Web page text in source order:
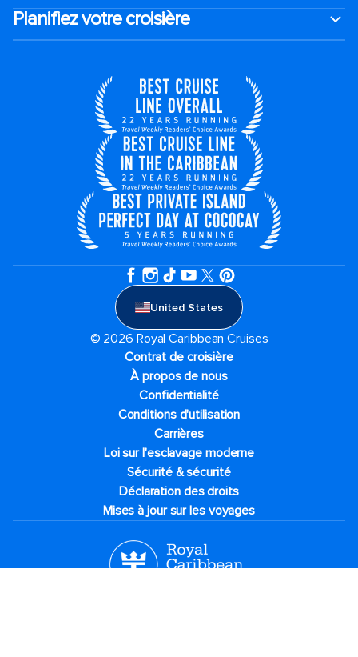
Planifiez votre croisière
United States
© 2026 Royal Caribbean Cruises
Contrat de croisière
À propos de nous
Confidentialité
Conditions d'utilisation
Carrières
Loi sur l'esclavage moderne
Sécurité & sécurité
Déclaration des droits
Mises à jour sur les voyages